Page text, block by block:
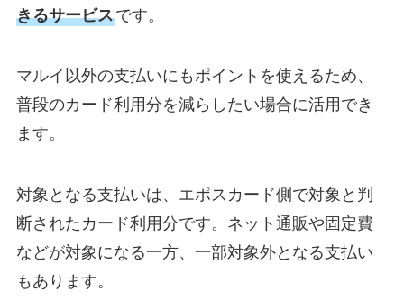
きるサービスです。
マルイ以外の支払いにもポイントを使えるため、
普段のカード利用分を減らしたい場合に活用でき
ます。
対象となる支払いは、エポスカード側で対象と判
断されたカード利用分です。ネット通販や固定費
などが対象になる一方、一部対象外となる支払い
もあります。